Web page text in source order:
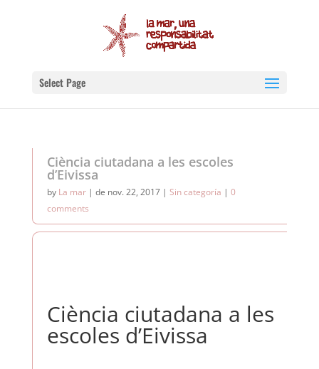
Select Page
Ciència ciutadana a les escoles
d’Eivissa
by La mar| de nov. 22, 2017| Sin categoría | 0
comments
Ciència ciutadana a les
escoles d’Eivissa